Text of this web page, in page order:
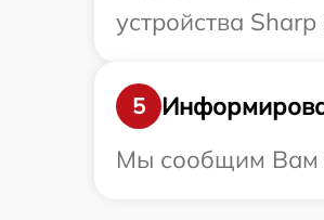
устройства
5
Мы сообщим Вам